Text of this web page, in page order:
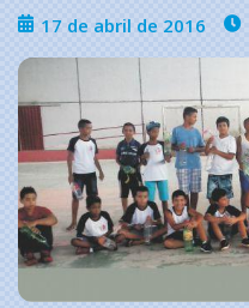
17 de abril de 2016